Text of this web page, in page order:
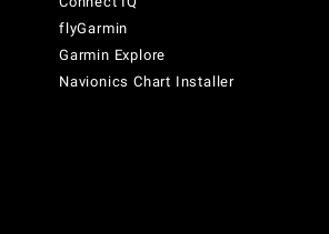
flyGarmin
Garmin Explore
Navionics Chart Installer